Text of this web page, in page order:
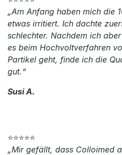
„Am Anfang haben mich die
etwas irritiert. Ich dachte
schlechter. Nachdem ich
es beim Hochvoltverfahren
Partikel geht, finde ich die
gut.“
Susi A.
⭐⭐⭐⭐⭐
„Mir gefällt, dass Colloimed